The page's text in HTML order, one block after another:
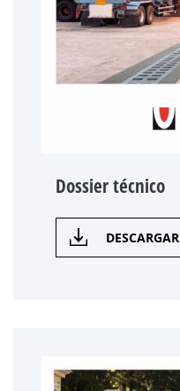
Dossier técnico
DESCARGAR